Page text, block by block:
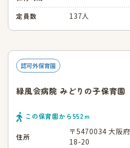
定員数 137人
認可外保育園
緑風会病院 みどりの子保育園
この保育園から552ｍ
住所
〒5470034 大阪
18-20